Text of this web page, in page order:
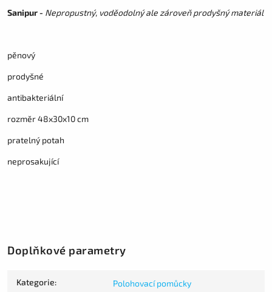
Sanipur - Nepropustný, voděodolný ale zároveň prodyšný materiál
pěnový
prodyšné
antibakteriální
rozměr 48x30x10 cm
pratelný potah
neprosakující
Doplňkové parametry
Kategorie: Polohovací pomůcky